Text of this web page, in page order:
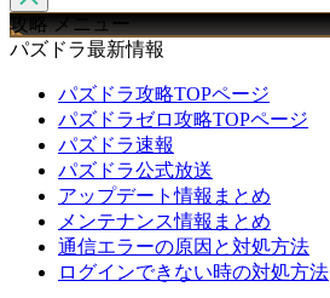
攻略 メニュー
パズドラ最新情報
パズドラ攻略TOPページ
パズドラゼロ攻略TOPページ
パズドラ速報
パズドラ公式放送
アップデート情報まとめ
メンテナンス情報まとめ
通信エラーの原因と対処方法
ログインできない時の対処方法